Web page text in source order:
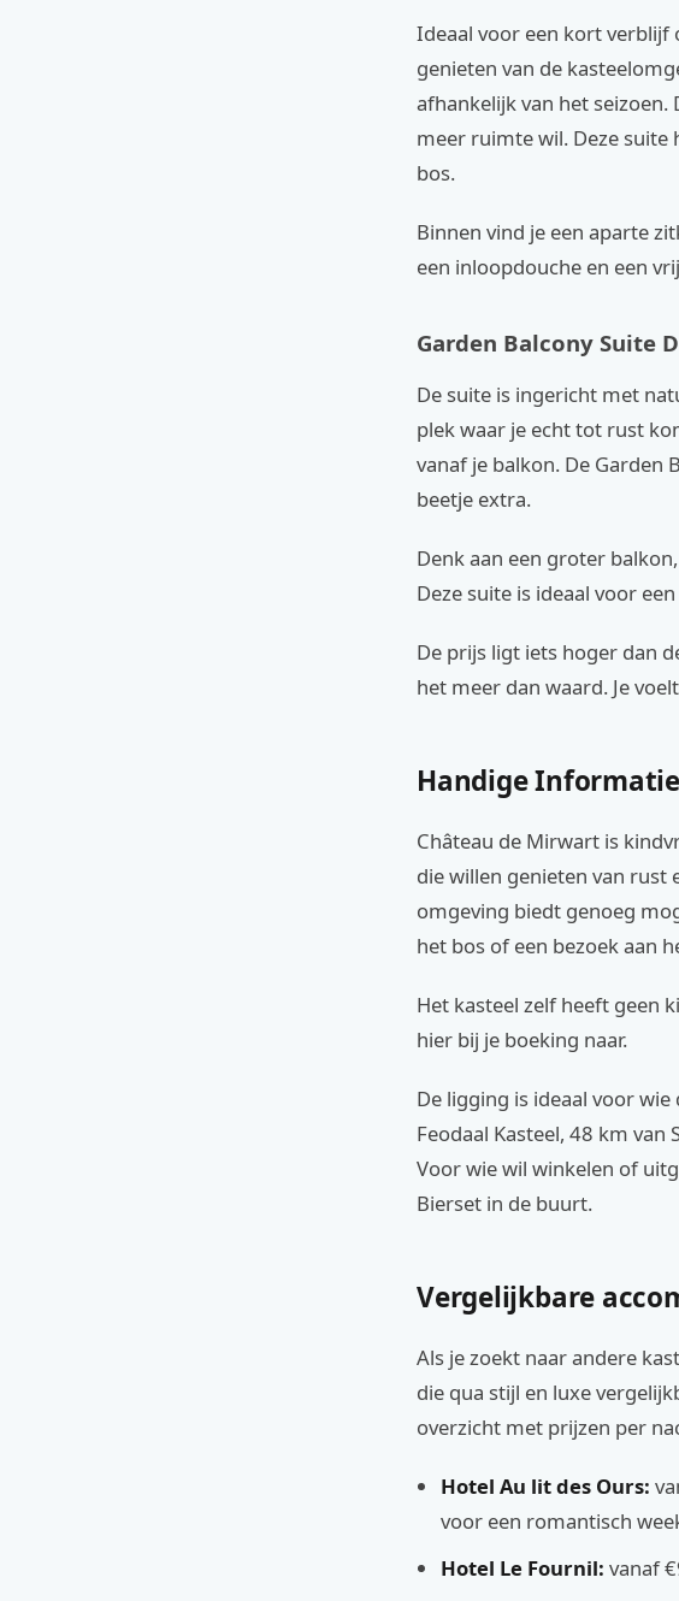
Ideaal voor een kort verblijf
genieten van de
afhankelijk van het seizoen.
meer ruimte wil. Deze
bos.
Binnen vind je een aparte
een inloopdouche en een
Garden Balcony Suite
De suite is ingericht met
plek waar je echt tot rust
vanaf je balkon. De Garden
beetje extra.
Denk aan een groter
Deze suite is ideaal voor
De prijs ligt iets hoger dan
het meer dan waard. Je
Handige
Château de Mirwart is
die willen genieten van rust
omgeving biedt genoeg
het bos of een bezoek aan
Het kasteel zelf heeft geen
hier bij je boeking naar.
De ligging is ideaal voor
Feodaal Kasteel, 48 km
Voor wie wil winkelen of
Bierset in de buurt.
Vergelijkbare
Als je zoekt naar andere
die qua stijl en luxe
overzicht met prijzen per
Hotel Au lit des Ours:
voor een romantisch
Hotel Le Fournil: vanaf